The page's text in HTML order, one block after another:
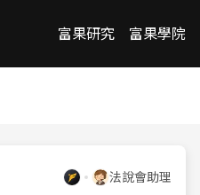
富果研究 富果學院
法說會助理